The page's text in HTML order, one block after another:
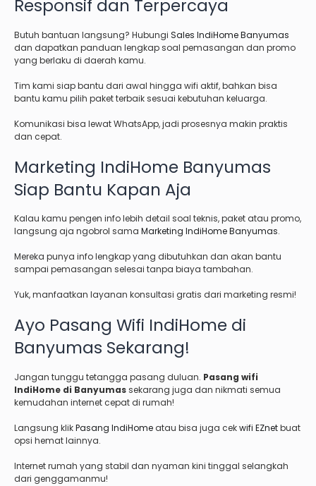
Responsif dan Terpercaya
Butuh bantuan langsung? Hubungi Sales IndiHome Banyumas
dan dapatkan panduan lengkap soal pemasangan dan promo
yang berlaku di daerah kamu.
Tim kami siap bantu dari awal hingga wifi aktif, bahkan bisa
bantu kamu pilih paket terbaik sesuai kebutuhan keluarga.
Komunikasi bisa lewat WhatsApp, jadi prosesnya makin praktis
dan cepat.
Marketing IndiHome Banyumas
Siap Bantu Kapan Aja
Kalau kamu pengen info lebih detail soal teknis, paket atau promo,
langsung aja ngobrol sama Marketing IndiHome Banyumas.
Mereka punya info lengkap yang dibutuhkan dan akan bantu
sampai pemasangan selesai tanpa biaya tambahan.
Yuk, manfaatkan layanan konsultasi gratis dari marketing resmi!
Ayo Pasang Wifi IndiHome di
Banyumas Sekarang!
Jangan tunggu tetangga pasang duluan. Pasang wifi
IndiHome di Banyumassekarang juga dan nikmati semua
kemudahan internet cepat di rumah!
Langsung klikPasang IndiHomeatau bisa juga cekwifi EZnetbuat
opsi hemat lainnya.
Internet rumah yang stabil dan nyaman kini tinggal selangkah
dari genggamanmu!